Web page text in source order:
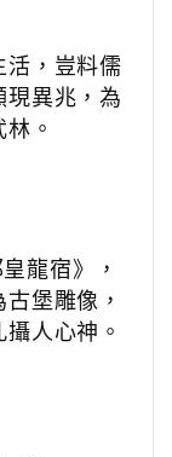
活，豈料儒
現異兆，為
。
龍宿》，
堡雕像，
人心神。